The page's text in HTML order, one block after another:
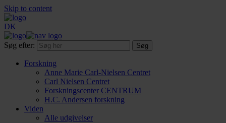
Skip to content
DK
Søg efter:
Forskning
Anne Marie Carl-Nielsen Centret
Carl Nielsen Centret
Forsknings­center CENTRUM
H.C. Andersen forskning
Viden
Alle udgivelser